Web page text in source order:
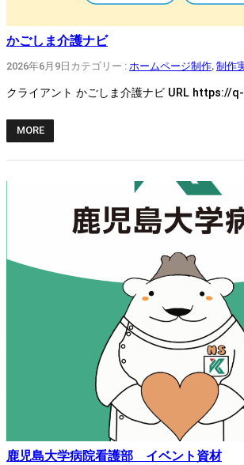
かごしま介護ナビ
2026年6月9日 カテゴリー : ホームページ制作, 制作
クライアント かごしま介護ナビ URL https://
MORE
鹿児島大学病院看護部 イベント資材